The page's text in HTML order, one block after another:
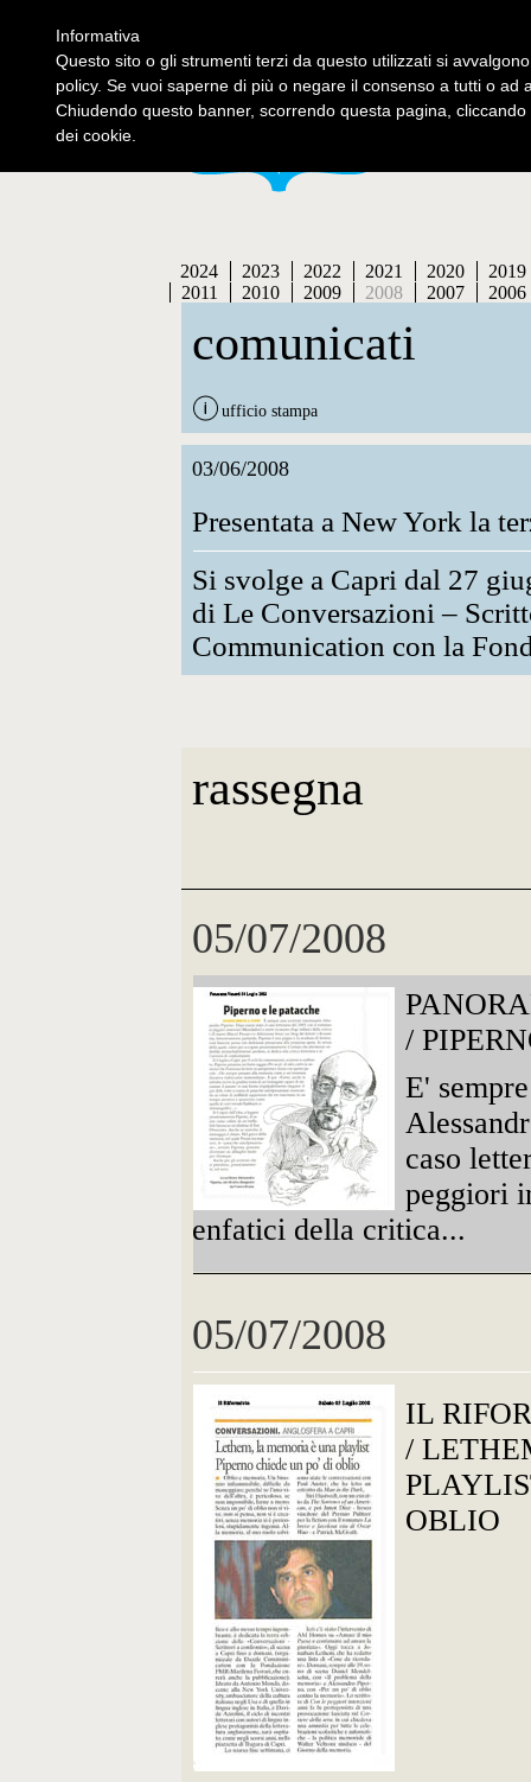
contatti
2024 2023 2022 2021 2020
2019
2011
2010 2009 2008 2007 2006
comunicati
ufficio stampa
03/06/2008
Presentata a New York la
Si svolge a Capri dal 27
di Le Conversazioni –
Communication con la
rassegna
05/07/2008
/
E'
caso
peggiori
enfatici della critica...
05/07/2008
IL
/
OBLIO
Informativa
Questo sito o gli strumenti terzi da questo utilizzati si
policy. Se vuoi saperne di più o negare il consenso a tutti o ad
Chiudendo questo banner, scorrendo questa pagina,
dei cookie.